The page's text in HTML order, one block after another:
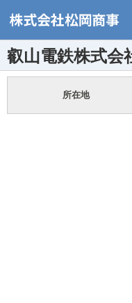
叡山電鉄株式会
所在地